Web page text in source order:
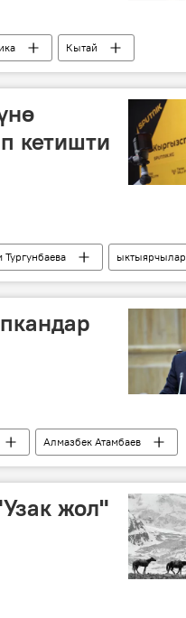
Кытай
кетишти
ыктыярчылар
Алмазбек Атамбаев
жол"